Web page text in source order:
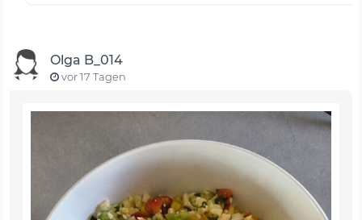
Olga B_014
vor 17 Tagen